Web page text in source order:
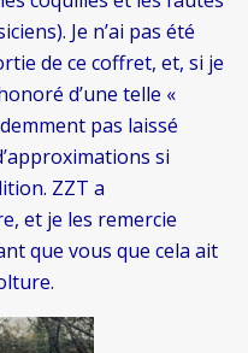
Je n’ai pas été
de ce coffret, et, si je
d’une telle «
pas laissé
si
ZZT a
et je les remercie
que vous que cela ait